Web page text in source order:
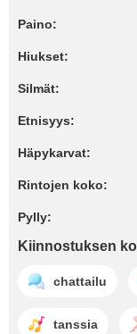
Paino:
Hiukset:
Silmät:
Etnisyys:
Häpykarvat:
Rintojen koko:
Pylly:
Kiinnostuksen
chattailu
tanssia